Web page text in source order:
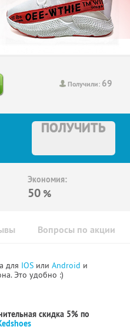
Получили: 69
ПОЛУЧИТЬ
Экономия:
50 %
Вопросы по акции
для IOS или Android и
Это удобно :)
скидка 5% по